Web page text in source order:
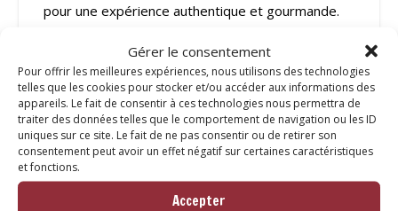
Gérer le consentement
Pour offrir les meilleures expériences, nous utilisons des technologies
telles que les cookies pour stocker et/ou accéder aux informations des
appareils. Le fait de consentir à ces technologies nous permettra de
traiter des données telles que le comportement de navigation ou les ID
uniques sur ce site. Le fait de ne pas consentir ou de retirer son
consentement peut avoir un effet négatif sur certaines caractéristiques
et fonctions.
Accepter
pour une expérience authentique et gourmande.
Changez des traditionnels biscuits apéritifs et
offrez une touche alsacienne à vos moments de
convivialité !
Allergène : aucun